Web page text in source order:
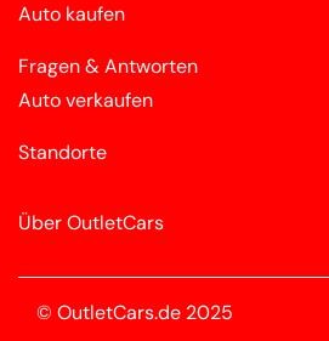
Auto kaufen
Fragen & Antworten
Auto verkaufen
Standorte
Über OutletCars
© OutletCars.de 2025